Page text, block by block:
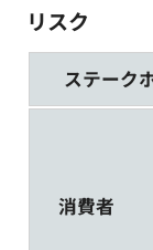
リスク
ステーク
消費者